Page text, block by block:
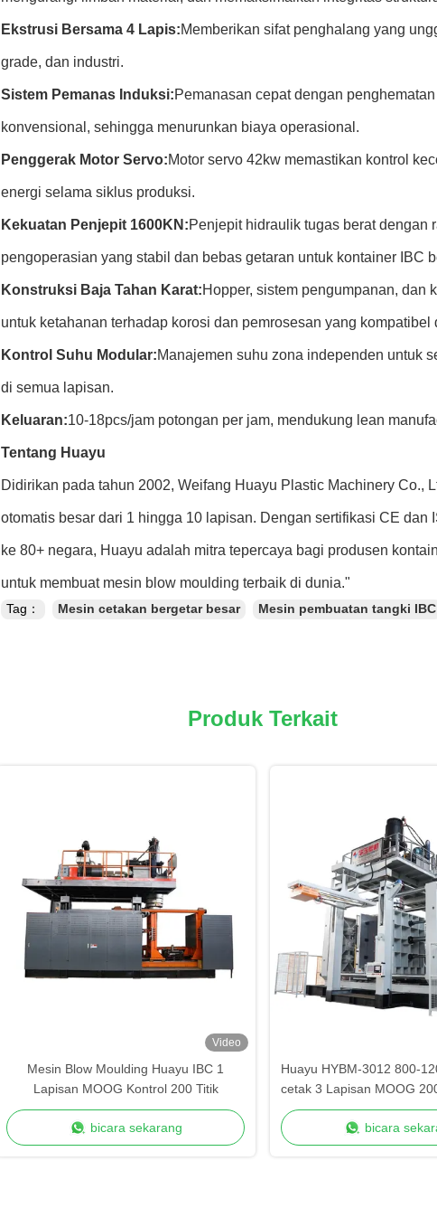
Ekstrusi Bersama 4 Lapis:Memberikan sifat penghalang yang
grade, dan industri.
Sistem Pemanas Induksi:Pemanasan cepat dengan
konvensional, sehingga menurunkan biaya operasional.
Penggerak Motor Servo:Motor servo 42kw memastikan kontrol
energi selama siklus produksi.
Kekuatan Penjepit 1600KN:Penjepit hidraulik tugas berat dengan
pengoperasian yang stabil dan bebas getaran untuk kontainer IBC
Konstruksi Baja Tahan Karat:Hopper, sistem pengumpanan, dan
untuk ketahanan terhadap korosi dan pemrosesan yang kompatibel
Kontrol Suhu Modular:Manajemen suhu zona independen untuk
di semua lapisan.
Keluaran:10-18pcs/jam potongan per jam, mendukung lean
Tentang Huayu
Didirikan pada tahun 2002, Weifang Huayu Plastic Machinery Co.,
otomatis besar dari 1 hingga 10 lapisan. Dengan sertifikasi CE
ke 80+ negara, Huayu adalah mitra tepercaya bagi produsen
untuk membuat mesin blow moulding terbaik di dunia."
Tag： Mesin cetakan bergetar besar Mesin pembuatan tangki IBC
Produk Terkait
Video
Mesin Blow Moulding Huayu IBC 1
Lapisan MOOG Kontrol 200 Titik
bicara sekarang
Huayu HYBM-3012 800-
cetak 3 Lapisan MOOG
bicara